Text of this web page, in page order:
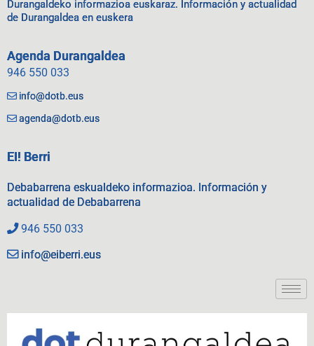
Durangaldeko informazioa euskaraz. Información y actualidad
de Durangaldea en euskera
Agenda Durangaldea
946 550 033
info@dotb.eus
agenda@dotb.eus
EI! Berri
Debabarrena eskualdeko informazioa. Información y
actualidad de Debabarrena
946 550 033
info@eiberri.eus